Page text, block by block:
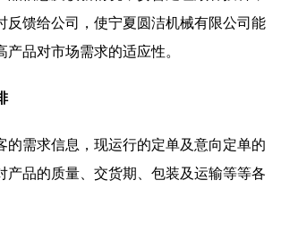
反馈给公司，使宁夏圆洁机械有限公司能
产品对市场需求的适应性。
的需求信息，现运行的定单及意向定单的
产品的质量、交货期、包装及运输等等各